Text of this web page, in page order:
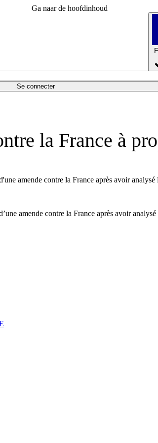
Ga naar de hoofdinhoud
Se connecter
la France à
amende contre la France après avoir
amende contre la France après avoir